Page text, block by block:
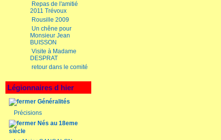
Repas de l'amitié
2011 Trévoux
Rousille 2009
Un chêne pour
Monsieur Jean
BUISSON
Visite à Madame
DESPRAT
retour dans le comité
Légionnaires d hier
Généralités
Précisions
Nés au 18eme
siècle